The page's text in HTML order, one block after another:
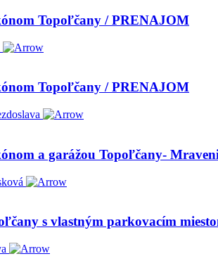
Topoľčany / PRENAJOM
Topoľčany / PRENAJOM
a garážou Topoľčany-
s vlastným parkovacím